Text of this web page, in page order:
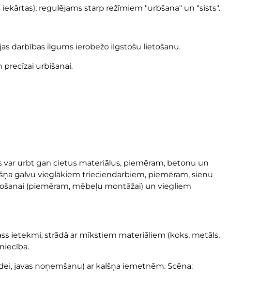
regulējams starp režīmiem "urbšana" un "sists".
darbības ilgums ierobežo ilgstošu lietošanu.
urbišanai.
urbt gan cietus materiālus, piemēram, betonu un
galvu vieglākiem trieciendarbiem, piemēram, sienu
(piemēram, mēbeļu montāžai) un viegliem
ietekmi; strādā ar mīkstiem materiāliem (koks, metāls,
javas noņemšanu) ar kalšņa iemetnēm. Scēna: